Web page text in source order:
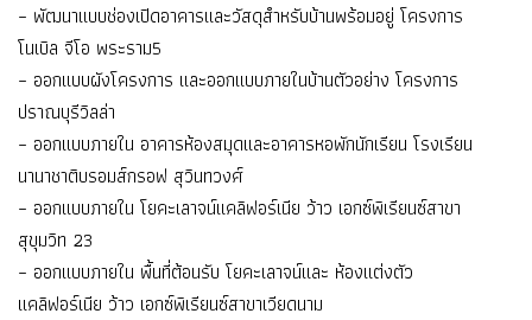
– พัฒนาแบบช่องเปิดอาคารและวัสดุสำหรับบ้านพร้อมอยู่ โครงการ
โนเบิล จีโอ พระราม5
– ออกแบบผังโครงการ และออกแบบภายในบ้านตัวอย่าง โครงการ
ปราณบุรีวิลล่า
– ออกแบบภายใน อาคารห้องสมุดและอาคารหอพักนักเรียน โรงเรียน
นานาชาติบรอมส์กรอฟ สุวินทวงศ์
– ออกแบบภายใน โยคะเลาจน์แคลิฟอร์เนีย ว้าว เอกซ์พิเรียนซ์สาขา
สุขุมวิท 23
– ออกแบบภายใน พื้นที่ต้อนรับ โยคะเลาจน์และ ห้องแต่งตัว
แคลิฟอร์เนีย ว้าว เอกซ์พิเรียนซ์สาขาเวียดนาม